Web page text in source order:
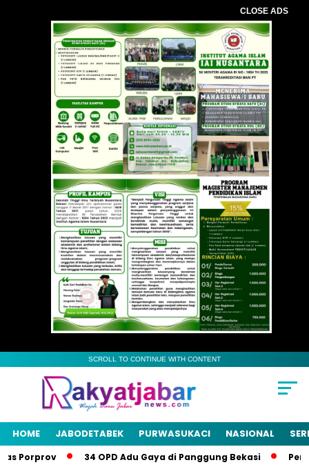
CLOSE ADS
SCROLL TO CONTINUE WITH CONTENT
HOME JABODETABEK PURWASUKACI NASIONAL
Porprov 34 OPD Adu Gaya di Panggung Bekasi